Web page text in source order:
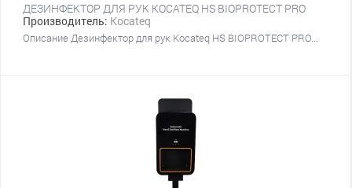
ДЕЗИНФЕКТОР ДЛЯ РУК KOCATEQ HS BIOPROTECT PRO
Производитель: Kocateq
Описание Дезинфектор для рук Kocateq HS BIOPROTECT PRO...